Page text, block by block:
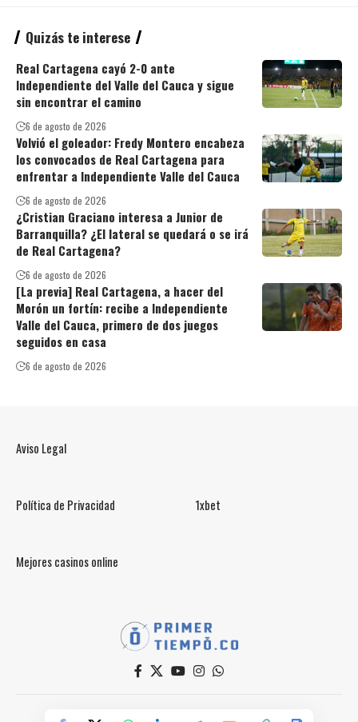
Quizás te interese
Real Cartagena cayó 2-0 ante
Independiente del Valle del Cauca y sigue
sin encontrar el camino
6 de agosto de 2026
Volvió el goleador: Fredy Montero encabeza
los convocados de Real Cartagena para
enfrentar a Independiente Valle del Cauca
6 de agosto de 2026
¿Cristian Graciano interesa a Junior de
Barranquilla? ¿El lateral se quedará o se irá
de Real Cartagena?
6 de agosto de 2026
[La previa] Real Cartagena, a hacer del
Morón un fortín: recibe a Independiente
Valle del Cauca, primero de dos juegos
seguidos en casa
6 de agosto de 2026
Aviso Legal
Política de Privacidad 1xbet
Mejores casinos online